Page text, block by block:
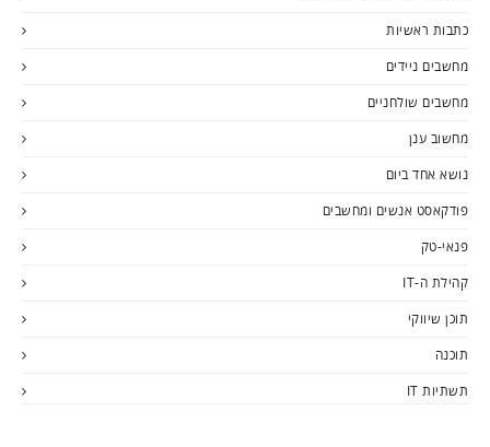
כתבות ראשיות
מחשבים ניידים
מחשבים שולחניים
מחשוב ענן
נושא אחד ביום
פודקאסט אנשים ומחשבים
פנאי-טק
קהילת ה-IT
תוכן שיווקי
תוכנה
תשתיות IT